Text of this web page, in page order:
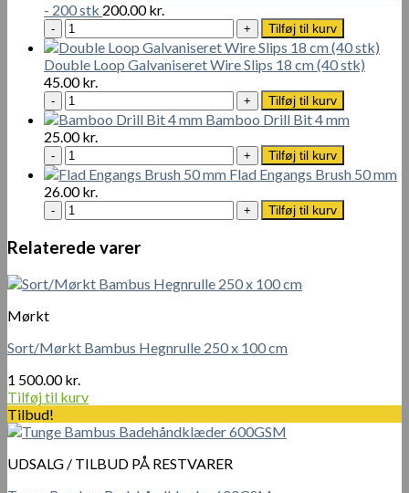
200
x
45
cm
antal
- 200 stk 200.00kr.
Rustfrit
stål
skruer
med
forsænket
tværhoved
4
x
40
mm
-
200
antal
Tilføj til kurv
Double Loop Galvaniseret Wire Slips 18 cm (40 stk)
45.00kr.
Double
Loop
Galvaniseret
Wire
Slips
18
cm
(40
stk)
antal
Tilføj til kurv
Bamboo Drill Bit 4 mm
25.00kr.
Bamboo
Drill
Bit
4
mm
antal
Tilføj til kurv
Flad Engangs Brush 50 mm
26.00kr.
Flad
Engangs
Brush
mm
antal
Tilføj til kurv
Relaterede varer
Mørkt
Sort/Mørkt Bambus Hegnrulle 250 x 100 cm
1 500.00kr.
Tilføj til kurv
Tilbud!
UDSALG / TILBUD PÅ RESTVARER